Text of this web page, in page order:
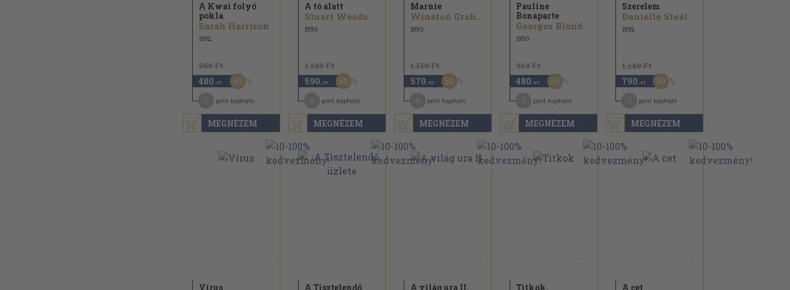
MEGNÉZEM
A Kwai folyó
pokla
Sarah Harrison
1992
960 Ft
480 ,-Ft 50
pont kapható
MEGNÉZEM
A tó alatt
Stuart Woods
1990
1.180 Ft
590 ,-Ft 50
pont kapható
MEGNÉZEM
Marnie
Winston Graham
1990
1.150 Ft
570 ,-Ft 50
pont kapható
MEGNÉZEM
Pauline
Bonaparte
Georges Blond
1990
960 Ft
480 ,-Ft 50
pont kapható
MEGNÉZEM
Szerelem
Danielle Steel
1992
1.140 Ft
790 ,-Ft 30
pont kapható
Vírus A Tisztelendő A világ ura II. Titkok A cet